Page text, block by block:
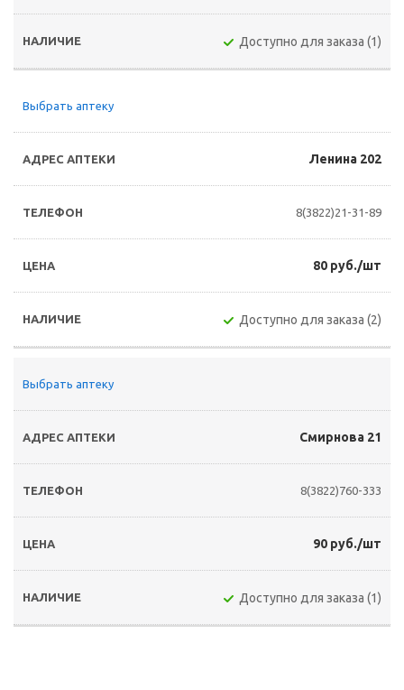
Доступно для заказа (1)
Выбрать аптеку
Ленина 202
8(3822)21-31-89
80 руб./шт
Доступно для заказа (2)
Выбрать аптеку
Смирнова 21
8(3822)760-333
90 руб./шт
Доступно для заказа (1)